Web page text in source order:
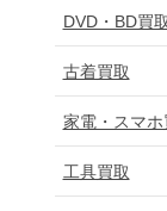
DVD・BD買取
古着買取
家電・スマホ
工具買取